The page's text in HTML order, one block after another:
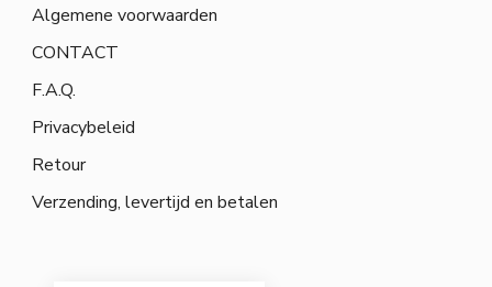
Algemene voorwaarden
CONTACT
F.A.Q.
Privacybeleid
Retour
Verzending, levertijd en betalen